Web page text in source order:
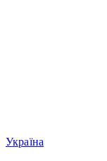
Україна